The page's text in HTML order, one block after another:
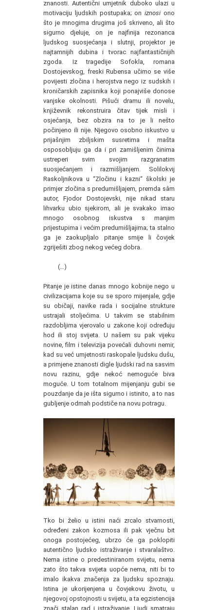
znanosti. Autentični umjetnik duboko ulazi u
motivaciju ljudskih postupaka; on iznosi ono
što je mnogima drugima još skriveno, ali što
sigurno djeluje, on je najfinija rezonanca
ljudskog suosjećanja i slutnji, projektor je
najtamnijih dubina i tvorac najfantastičnijih
zgoda. Iz tragedije Sofokla, romana
Dostojevskog, freski Rubensa učimo se više
povijesti zločina i herojstva nego iz sudskih i
kroničarskih zapisnika koji ponajviše donose
vanjske okolnosti. Pišući dramu ili novelu,
književnik rekonstruira čitav tijek misli i
osjećanja, bez obzira na to je li nešto
počinjeno ili nije. Njegovo osobno iskustvo u
prijašnjim zbiljskim susretima i mašta
osposobljuju ga da i pri zamišljenim činima
ustreperi svim svojim razgranatim
suosjećanjem i razmišljanjem. Solilokvij
Raskoljnikova u “Zločinu i kazni“ školski je
primjer zločina s predumišljajem, premda sâm
autor, Fjodor Dostojevski, nije nikad staru
lihvarku ubio sjekirom, ali je svakako imao
mnogo osobnog iskustva s manjim
prijestupima i većim predumišljajima; ta stalno
ga je zaokupljalo pitanje smije li čovjek
zgriješiti zbog nekog većeg dobra.
(…)
Pitanje je istine danas mnogo kobnije nego u
civilizacijama koje su se sporo mijenjale, gdje
su običaji, navike rada i socijalne strukture
ustrajali stoljećima. U takvim se stabilnim
razdobljima vjerovalo u zakone koji određuju
hod ili stoj svijeta. U našem su pak vijeku
novine, film i televizija povećali duhovni nemir,
kad su već umjetnosti raskopale ljudsku dušu,
a primjene znanosti digle ljudski rad na sasvim
novu razinu, gdje nekoć nemoguće biva
moguće. U tom totalnom mijenjanju gubi se
pouzdanje da je išta sigurno i istinito, a to nas
gubljenje odmah podstiče na novu potragu.
Tko bi želio u istini naći zrcalo stvarnosti,
određeni zakon kozmosa ili pak vječnu bit
onoga postojećeg, ubrzo će ga poklopiti
autentično ljudsko istraživanje i stvaralaštvo.
Nema istine o predestiniranom svijetu, nema
zato što takva svijeta uopće nema, niti bi to
imalo ikakva značenja za ljudsku spoznaju.
Istina je ukorijenjena u čovjekovu životu, u
njegovoj opstojnosti u svijetu, a ta egzistencija
znači stalan rad i istraživanje. Ljudi smatraju